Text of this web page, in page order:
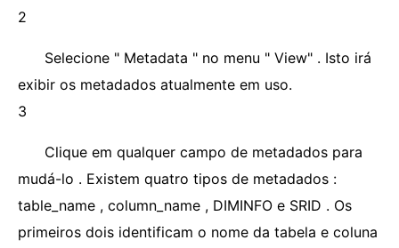
2
Selecione " Metadata " no menu " View" . Isto irá
exibir os metadados atualmente em uso.
3
Clique em qualquer campo de metadados para
mudá-lo . Existem quatro tipos de metadados :
table_name , column_name , DIMINFO e SRID . Os
primeiros dois identificam o nome da tabela e coluna